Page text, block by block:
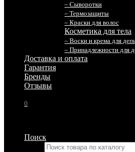
– Сыворотки
– Термозащиты
– Краски для волос
Косметика для тела
– Воски и крема для
– Принадлежности для
Доставка и оплата
Гарантия
Бренды
Отзывы
0
Поиск